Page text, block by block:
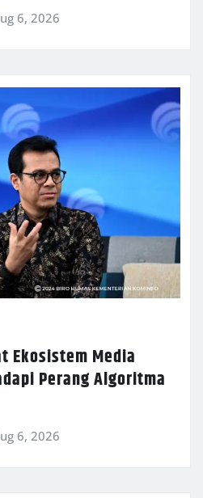
6, 2026
Ekosistem Media
Perang Algoritma
6, 2026